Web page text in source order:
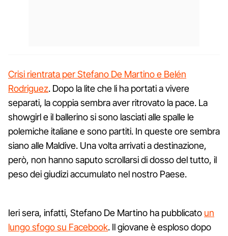
Crisi rientrata per Stefano De Martino e Belén
Rodriguez. Dopo la lite che li ha portati a vivere
separati, la coppia sembra aver ritrovato la pace. La
showgirl e il ballerino si sono lasciati alle spalle le
polemiche italiane e sono partiti. In queste ore sembra
siano alle Maldive. Una volta arrivati a destinazione,
però, non hanno saputo scrollarsi di dosso del tutto, il
peso dei giudizi accumulato nel nostro Paese.
Ieri sera, infatti, Stefano De Martino ha pubblicato un
lungo sfogo su Facebook. Il giovane è esploso dopo